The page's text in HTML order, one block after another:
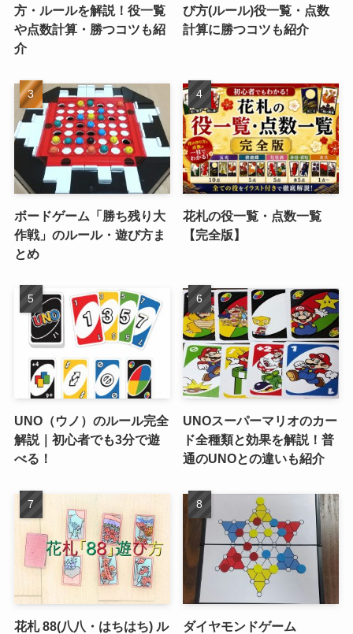
方・ルールを解説！役一覧
や点数計算・勝つコツも紹
介
び方(ルール)役一覧・点数
計算に勝つコツも紹介
ボードゲーム「勝ち残り大
作戦」のルール・遊び方ま
とめ
花札の役一覧・点数一覧
【完全版】
UNO（ウノ）のルール完全
解説｜初心者でも3分で遊
べる！
UNOスーパーマリオのカー
ド全種類と効果を解説！普
通のUNOとの違いも紹介
花札 88(八八・はちはち) ル
ダイヤモンドゲーム